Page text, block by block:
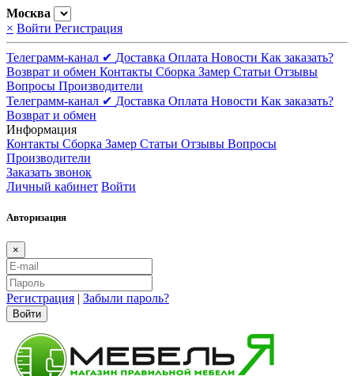
Москва
× Войти Регистрация
Телеграмм-канал ✔ Доставка Оплата Новости Как заказать?
Возврат и обмен Контакты Сборка Замер Статьи Отзывы
Вопросы Производители
Телеграмм-канал ✔ Доставка Оплата Новости Как заказать?
Возврат и обмен
Информация
Контакты Сборка Замер Статьи Отзывы Вопросы
Производители
Заказать звонок
Личный кабинет Войти
Авторизация
×
Регистрация | Забыли пароль?
Войти